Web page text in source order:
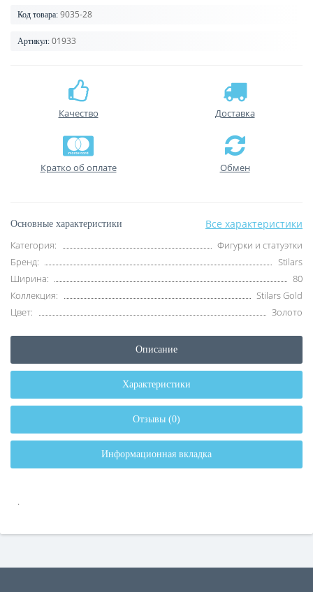
Код товара: 9035-28
Артикул: 01933
Качество Доставка
Кратко об оплате Обмен
Основные характеристики Все характеристики
Категория:
Фигурки и статуэтки
Бренд:
Stilars
Ширина:
80
Коллекция:
Stilars Gold
Цвет:
Золото
Описание
Характеристики
Отзывы (0)
Информационная вкладка
.